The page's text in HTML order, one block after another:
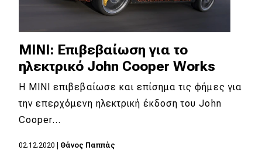
Συμβουλές
ΚΤΕΟ
Οδική βοήθεια
eDRIVE
MINI: Επιβεβαίωση για το
ηλεκτρικό John Cooper Works
H ΜΙΝΙ επιβεβαίωσε και επίσημα τις φήμες για
την επερχόμενη ηλεκτρική έκδοση του John
Cooper…
02.12.2020 Θάνος Παππάς